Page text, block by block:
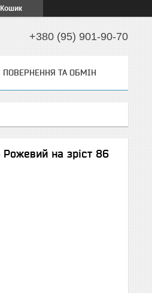
Кошик
+380 (95) 901-90-70
ПОВЕРНЕННЯ ТА ОБМІН
Рожевий на зріст 86